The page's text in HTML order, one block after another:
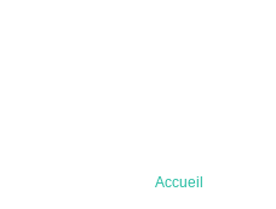
Accueil